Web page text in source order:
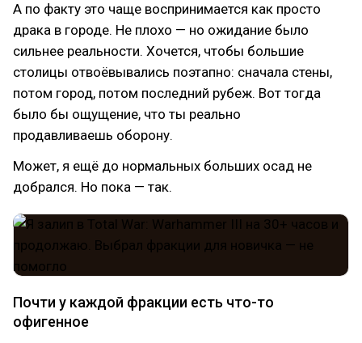
А по факту это чаще воспринимается как просто
драка в городе. Не плохо — но ожидание было
сильнее реальности. Хочется, чтобы большие
столицы отвоёвывались поэтапно: сначала стены,
потом город, потом последний рубеж. Вот тогда
было бы ощущение, что ты реально
продавливаешь оборону.
Может, я ещё до нормальных больших осад не
добрался. Но пока — так.
Почти у каждой фракции есть что-то
офигенное